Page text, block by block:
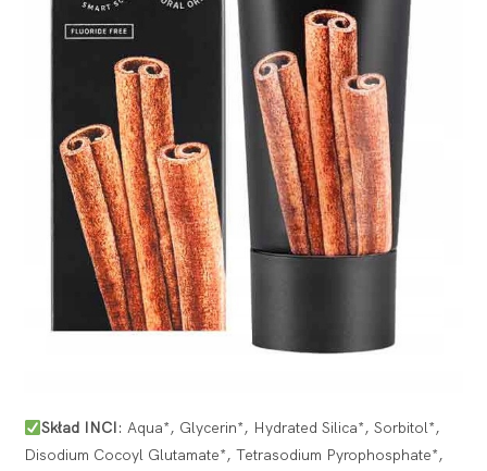
Skład INCI: Aqua*, Glycerin*, Hydrated Silica*, Sorbitol*,
Disodium Cocoyl Glutamate*, Tetrasodium Pyrophosphate*,